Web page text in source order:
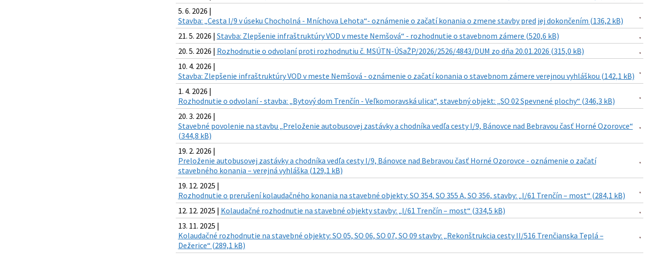
5. 6. 2026 |
Stavba: „Cesta I/9 v úseku Chocholná - Mníchova Lehota“- oznámenie o začatí konania o zmene stavby pred jej dokončením (136,2 kB)
21. 5. 2026 | Stavba: Zlepšenie infraštruktúry VOD v meste Nemšová“ - rozhodnutie o stavebnom zámere (520,6 kB)
20. 5. 2026 | Rozhodnutie o odvolaní proti rozhodnutiu č. MSÚTN-ÚSaŽP/2026/2526/4843/DUM zo dňa 20.01.2026 (315,0 kB)
10. 4. 2026 |
Stavba: Zlepšenie infraštruktúry VOD v meste Nemšová - oznámenie o začatí konania o stavebnom zámere verejnou vyhláškou (142,1 kB)
1. 4. 2026 |
Rozhodnutie o odvolaní - stavba: „Bytový dom Trenčín - Veľkomoravská ulica“, stavebný objekt: „SO 02 Spevnené plochy“ (346,3 kB)
20. 3. 2026 |
Stavebné povolenie na stavbu „Preloženie autobusovej zastávky a chodníka vedľa cesty I/9, Bánovce nad Bebravou časť Horné Ozorovce“
(344,8 kB)
19. 2. 2026 |
Preloženie autobusovej zastávky a chodníka vedľa cesty I/9, Bánovce nad Bebravou časť Horné Ozorovce - oznámenie o začatí
stavebného konania – verejná vyhláška (129,1 kB)
19. 12. 2025 |
Rozhodnutie o prerušení kolaudačného konania na stavebné objekty: SO 354, SO 355 A, SO 356, stavby: „I/61 Trenčín – most“ (284,1 kB)
12. 12. 2025 | Kolaudačné rozhodnutie na stavebné objekty stavby: „I/61 Trenčín – most“ (334,5 kB)
13. 11. 2025 |
Kolaudačné rozhodnutie na stavebné objekty: SO 05, SO 06, SO 07, SO 09 stavby: „Rekonštrukcia cesty II/516 Trenčianska Teplá –
Dežerice“ (289,1 kB)